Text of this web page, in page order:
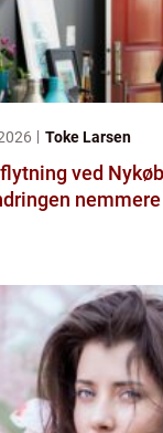
Toke Larsen
ved
nemmere